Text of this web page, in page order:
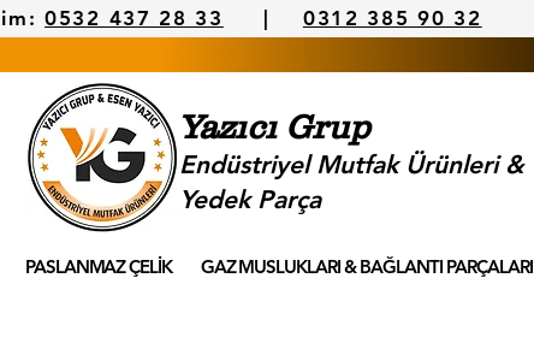
0532 437 28 33 0312 385 90 32
Yazıcı Grup
Endüstriyel Mutfak Ürünleri &
Yedek Parça
PASLANMAZ ÇELİK GAZ MUSLUKLARI & BAĞLANTI PARÇALARI